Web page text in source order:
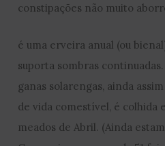
constipações não muito
é uma erveira anual (ou
suporta sombras
ganas solarengas, ainda
de vida comestível, é colhida
meados de Abril. (Ainda